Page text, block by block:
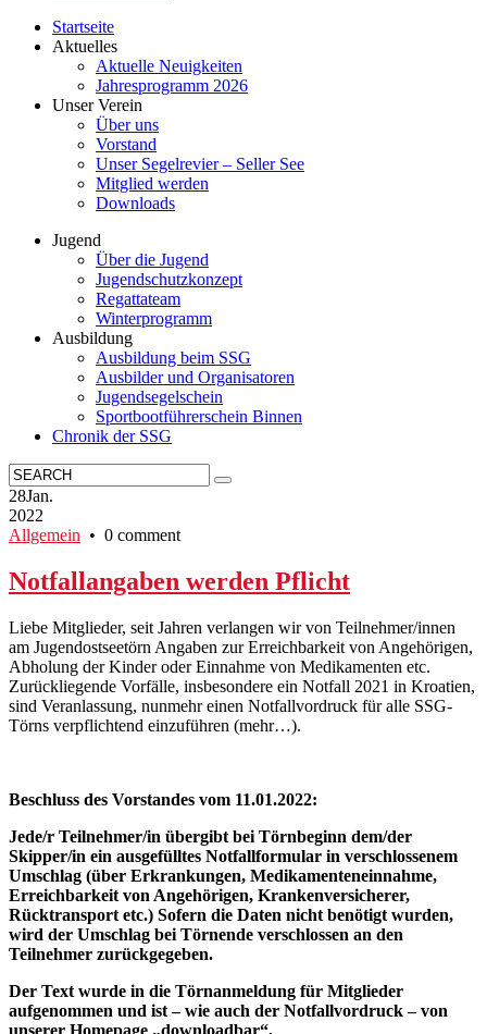
Startseite
Aktuelles
Aktuelle Neuigkeiten
Jahresprogramm 2026
Unser Verein
Über uns
Vorstand
Unser Segelrevier – Seller See
Mitglied werden
Downloads
Jugend
Über die Jugend
Jugendschutzkonzept
Regattateam
Winterprogramm
Ausbildung
Ausbildung beim SSG
Ausbilder und Organisatoren
Jugendsegelschein
Sportbootführerschein Binnen
Chronik der SSG
28Jan.
2022
Allgemein • 0 comment
Notfallangaben werden Pflicht
Liebe Mitglieder, seit Jahren verlangen wir von Teilnehmer/innen
am Jugendostseetörn Angaben zur Erreichbarkeit von Angehörigen,
Abholung der Kinder oder Einnahme von Medikamenten etc.
Zurückliegende Vorfälle, insbesondere ein Notfall 2021 in Kroatien,
sind Veranlassung, nunmehr einen Notfallvordruck für alle SSG-
Törns verpflichtend einzuführen (mehr…).
Beschluss des Vorstandes vom 11.01.2022:
Jede/r Teilnehmer/in übergibt bei Törnbeginn dem/der
Skipper/in ein ausgefülltes Notfallformular in verschlossenem
Umschlag (über Erkrankungen, Medikamenteneinnahme,
Erreichbarkeit von Angehörigen, Krankenversicherer,
Rücktransport etc.) Sofern die Daten nicht benötigt wurden,
wird der Umschlag bei Törnende verschlossen an den
Teilnehmer zurückgegeben.
Der Text wurde in die Törnanmeldung für Mitglieder
aufgenommen und ist – wie auch der Notfallvordruck – von
unserer Homepage „downloadbar“.